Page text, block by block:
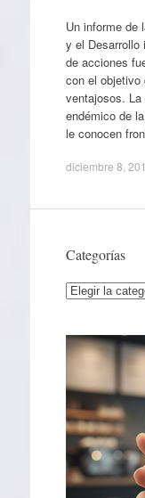
Un informe de
y el Desarrollo
de acciones
con el objetivo
ventajosos. La
endémico de
le conocen
diciembre 8,
Categorías
Categorías